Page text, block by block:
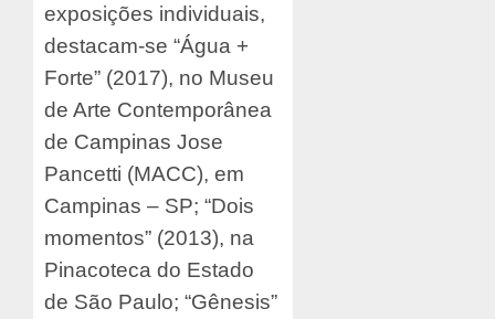
exposições individuais,
destacam-se “Água +
Forte” (2017), no Museu
de Arte Contemporânea
de Campinas Jose
Pancetti (MACC), em
Campinas – SP; “Dois
momentos” (2013), na
Pinacoteca do Estado
de São Paulo; “Gênesis”